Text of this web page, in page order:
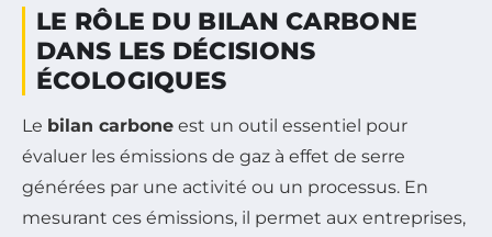
LE RÔLE DU BILAN CARBONE
DANS LES DÉCISIONS
ÉCOLOGIQUES
Le bilan carbone est un outil essentiel pour
évaluer les émissions de gaz à effet de serre
générées par une activité ou un processus. En
mesurant ces émissions, il permet aux entreprises,